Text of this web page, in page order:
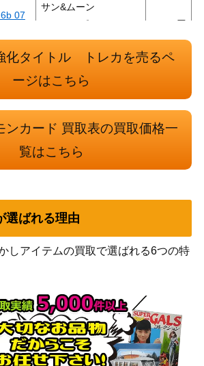
07
サン&ムーン
（チャンピオンロー
ド）
neoシリーズ
（プレミアムファイル
10
レット
（スカーレット＆バイ
オレット）
ー）
【B
（ヘイルブリザード）
4,200
（VSTARユニバース）
ルガ＆
1
サン&ムーン
（オルタージェネシ
ス）
2,400
化タイトル トレカを売るペ
ージはこちら
ンカード 買取表の買取価格一
覧はこちら
選ばれる理由
しアイテムの買取で選ばれる6つの特